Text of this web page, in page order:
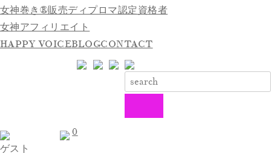
女神巻き®販売ディプロマ認定資格者
女神アフィリエイト
HAPPY VOICEBLOGCONTACT
ゲスト
0